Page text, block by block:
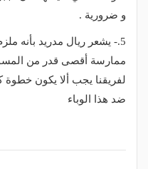
و ضرورية .
5.- يشعر ريال مدريد بأنه
ممارسة أقصى قدر من
لفريقنا يجب ألا يكون خطوة
ضد هذا الوباء